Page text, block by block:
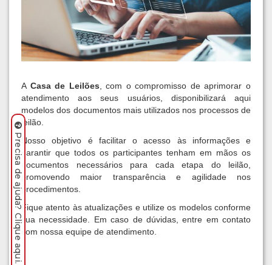
A Casa de Leilões , com o compromisso de aprimorar o
atendimento aos seus usuários, disponibilizará aqui
modelos dos documentos mais utilizados nos processos de
leilão.
Nosso objetivo é facilitar o acesso às informações e
garantir que todos os participantes tenham em mãos os
documentos necessários para cada etapa do leilão,
promovendo maior transparência e agilidade nos
procedimentos.
Fique atento às atualizações e utilize os modelos conforme
sua necessidade. Em caso de dúvidas, entre em contato
com nossa equipe de atendimento.
Precisa de ajuda? Clique aqui.